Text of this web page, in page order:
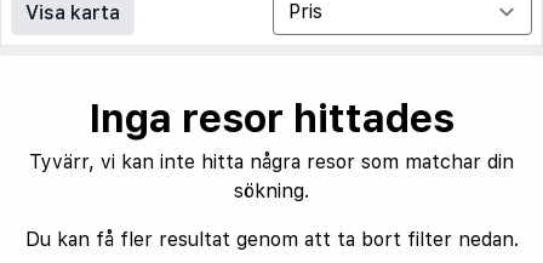
Visa karta
Inga resor hittades
Tyvärr, vi kan inte hitta några resor som matchar din
sökning.
Du kan få fler resultat genom att ta bort filter nedan.